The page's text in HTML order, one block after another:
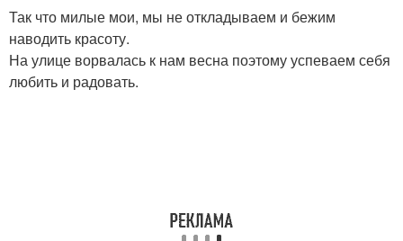
Так что милые мои, мы не откладываем и бежим
наводить красоту.
На улице ворвалась к нам весна поэтому успеваем себя
любить и радовать.